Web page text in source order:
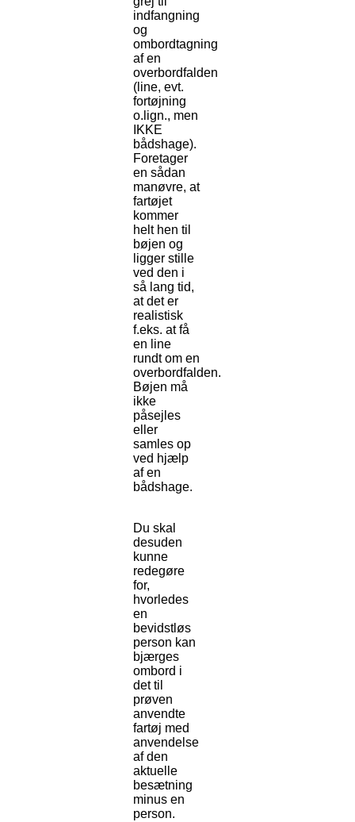
indfangning
og
ombordtagning
af en
overbordfalden
(line, evt.
fortøjning
o.lign., men
IKKE
bådshage).
Foretager
en sådan
manøvre, at
fartøjet
kommer
helt hen til
bøjen og
ligger stille
ved den i
så lang tid,
at det er
realistisk
f.eks. at få
en line
rundt om en
overbordfalden.
Bøjen må
ikke
påsejles
eller
samles op
ved hjælp
af en
bådshage.
Du skal
desuden
kunne
redegøre
for,
hvorledes
en
bevidstløs
person kan
bjærges
ombord i
det til
prøven
anvendte
fartøj med
anvendelse
af den
aktuelle
besætning
minus en
person.